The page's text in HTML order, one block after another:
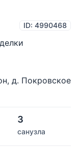
ID: 4990468
, д. Покровское
3
санузла